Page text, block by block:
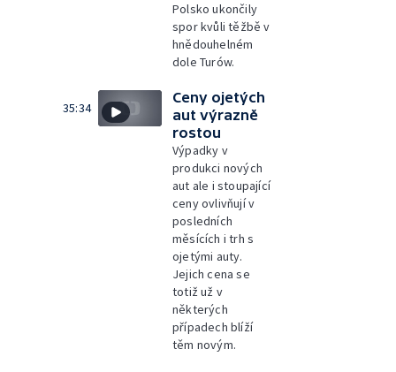
Polsko ukončily
spor kvůli těžbě v
hnědouhelném
dole Turów.
35:34
Ceny ojetých
aut výrazně
rostou
Výpadky v
produkci nových
aut ale i stoupající
ceny ovlivňují v
posledních
měsících i trh s
ojetými auty.
Jejich cena se
totiž už v
některých
případech blíží
těm novým.